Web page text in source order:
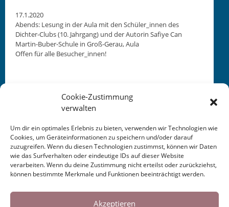
Cookies helfen uns bei der Bereitstellung
unserer Inhalte und Dienste. Durch die
Cookie-Zustimmung
verwalten
Um dir ein optimales Erlebnis zu bieten, verwenden wir Technologien wie
Cookies, um Geräteinformationen zu speichern und/oder darauf
zuzugreifen. Wenn du diesen Technologien zustimmst, können wir Daten
wie das Surfverhalten oder eindeutige IDs auf dieser Website
verarbeiten. Wenn du deine Zustimmung nicht erteilst oder zurückziehst,
können bestimmte Merkmale und Funktionen beeinträchtigt werden.
Akzeptieren
17.1.2020
Abends: Lesung in der Aula mit den Schüler_innen des
Dichter-Clubs (10. Jahrgang) und der Autorin Safiye Can
Mar­tin-Buber-Schule in Groß-Ger­au, Aula
Offen für alle Besucher_innen!
This entry was posted inKALENDER. Bookmark the
permalink.
Schreibwerkstatt Groß- Übersetzung + Publikation